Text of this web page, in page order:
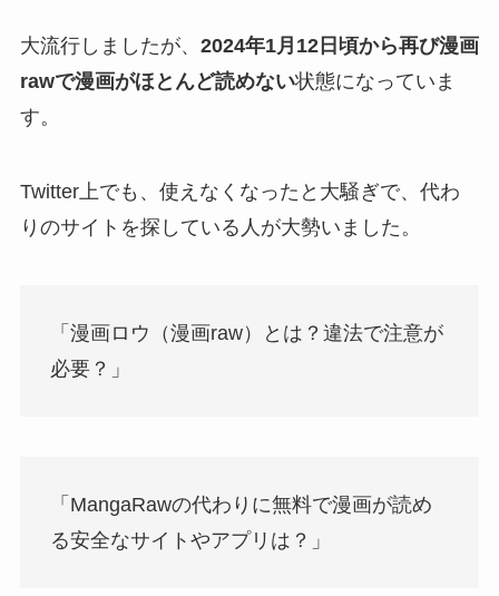
大流行しましたが、 2024年1月12日頃から再び漫画
rawで漫画がほとんど読めない状態になっていま
す。
Twitter上でも、使えなくなったと大騒ぎで、代わ
りのサイトを探している人が大勢いました。
「漫画ロウ（漫画raw）とは？違法で注意が
必要？」
「MangaRawの代わりに無料で漫画が読め
る安全なサイトやアプリは？」